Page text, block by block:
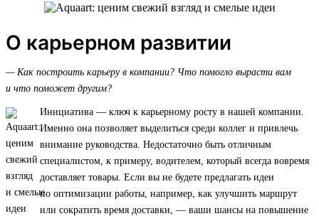
О карьерном развитии
— Как построить карьеру в компании? Что помогло вырасти вам
и что поможет другим?
Инициатива — ключ к карьерному росту в нашей компании.
Именно она позволяет выделиться среди коллег и привлечь
внимание руководства. Недостаточно быть отличным
специалистом, к примеру, водителем, который всегда вовремя
доставляет товары. Если вы не будете предлагать идеи
по оптимизации работы, например, как улучшить маршрут
или сократить время доставки, — ваши шансы на повышение